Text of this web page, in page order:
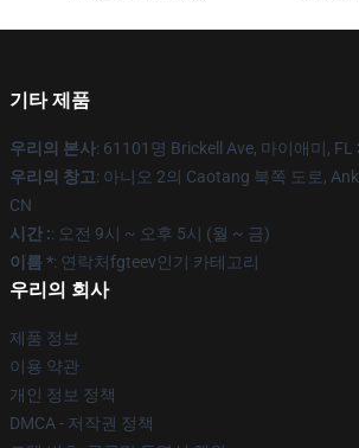
기타 제품
우리의 본사: 61101명 Brickell Ave, 마이애미, FL
우리의 창고: 아니오 2의 Caotang 북쪽 도로,
CN
시간 :: 오전 9시 ~ 오후 5시 (월 ~ 금)
이름 *: 연락처fgteev인기 카테고리
우리의 회사
제품 정보
이용 약관
개인 정보 정책
DMCA - 저작권 정책